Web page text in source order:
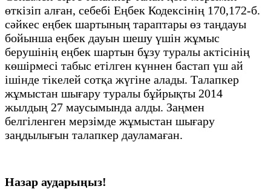
өткізіп алған, себебі Еңбек Кодексінің 170,172-б.
сәйкес еңбек шартының тараптары өз таңдауы
бойынша еңбек дауын шешу үшін жұмыс
берушінің еңбек шартын бұзу туралы актісінің
көшірмесі табыс етілген күннен бастап үш ай
ішінде тікелей сотқа жүгіне алады. Талапкер
жұмыстан шығару туралы бұйрықты 2014
жылдың 27 маусымында алды. Заңмен
белгіленген мерзімде жұмыстан шығару
заңдылығын талапкер дауламаған.
Назар аударыңыз!